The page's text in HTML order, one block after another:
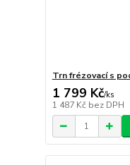
Trn frézovací s
1 799 Kč/ks
1 487 Kč bez DPH